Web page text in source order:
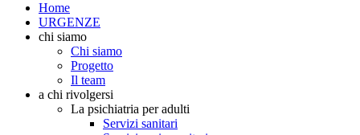
Home
URGENZE
chi siamo
Chi siamo
Progetto
Il team
a chi rivolgersi
La psichiatria per adulti
Servizi sanitari